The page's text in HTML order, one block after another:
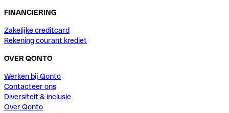
FINANCIERING
Zakelijke creditcard
Rekening courant krediet
OVER QONTO
Werken bij Qonto
Contacteer ons
Diversiteit & inclusie
Over Qonto